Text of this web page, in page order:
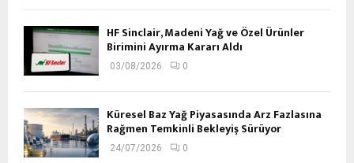
HF Sinclair, Madeni Yağ ve Özel Ürünler
Birimini Ayırma Kararı Aldı
03/08/2026 0
Küresel Baz Yağ Piyasasında Arz Fazlasına
Rağmen Temkinli Bekleyiş Sürüyor
24/07/2026 0